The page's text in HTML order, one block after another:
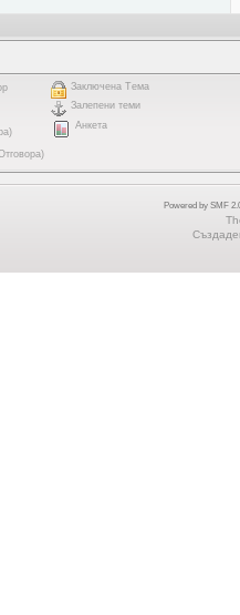
Заключена Тема
Залепени теми
Анкета
Powered by SMF